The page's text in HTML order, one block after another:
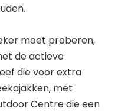
moet proberen,
de actieve
die voor extra
met
Centre die een